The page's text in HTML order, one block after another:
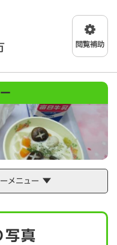
本文へ
メニュー
写真